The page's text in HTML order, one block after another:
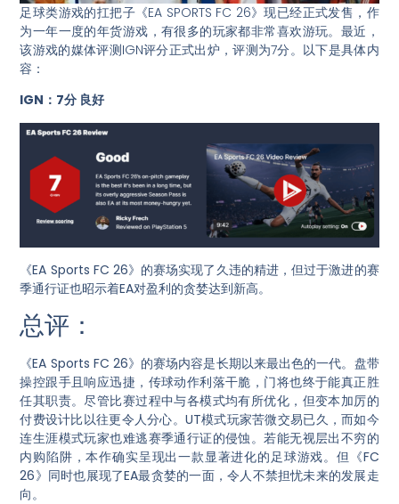
足球类游戏的扛把子《EA SPORTS FC 26》现已经正式发售，作
为一年一度的年货游戏，有很多的玩家都非常喜欢游玩。最近，
该游戏的媒体评测IGN评分正式出炉，评测为7分。以下是具体内
容：
IGN：7分 良好
《EA Sports FC 26》的赛场实现了久违的精进，但过于激进的赛
季通行证也昭示着EA对盈利的贪婪达到新高。
总评：
《EA Sports FC 26》的赛场内容是长期以来最出色的一代。盘带
操控跟手且响应迅捷，传球动作利落干脆，门将也终于能真正胜
任其职责。尽管比赛过程中与各模式均有所优化，但变本加厉的
付费设计比以往更令人分心。UT模式玩家苦微交易已久，而如今
连生涯模式玩家也难逃赛季通行证的侵蚀。若能无视层出不穷的
内购陷阱，本作确实呈现出一款显著进化的足球游戏。但《FC
26》同时也展现了EA最贪婪的一面，令人不禁担忧未来的发展走
向。